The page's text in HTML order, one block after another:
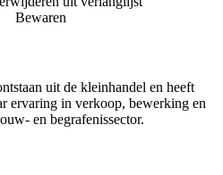
Bewaren
uit de kleinhandel en heeft
ervaring in verkoop, bewerking en
en begrafenissector.